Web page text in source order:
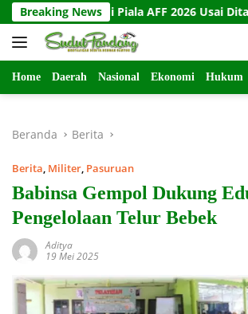
Langsung
ke
konten
Breaking News
di Piala AFF 2026 Usai Ditahan
Home Daerah Nasional Ekonomi Hukum
Beranda Berita
Berita, Militer, Pasuruan
Babinsa Gempol Dukung
Pengelolaan Telur Bebek
Aditya
19 Mei 2025